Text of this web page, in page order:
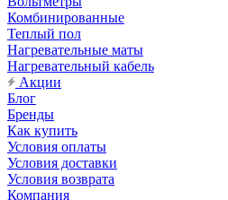
Комбинированные
Теплый пол
Нагревательные маты
Нагревательный кабель
Акции
Блог
Бренды
Как купить
Условия оплаты
Условия доставки
Условия возврата
Компания